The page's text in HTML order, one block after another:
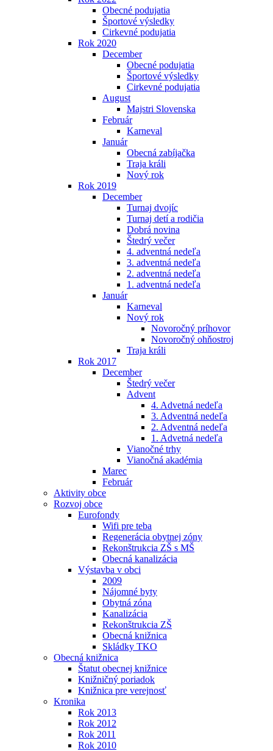
Obecné podujatia
Športové výsledky
Cirkevné podujatia
Rok 2020
December
Obecné podujatia
Športové výsledky
Cirkevné podujatia
August
Majstri Slovenska
Február
Karneval
Január
Obecná zabíjačka
Traja králi
Nový rok
Rok 2019
December
Turnaj dvojíc
Turnaj detí a rodičia
Dobrá novina
Štedrý večer
4. adventná nedeľa
3. adventná nedeľa
2. adventná nedeľa
1. adventná nedeľa
Január
Karneval
Nový rok
Novoročný príhovor
Novoročný ohňostroj
Traja králi
Rok 2017
December
Štedrý večer
Advent
4. Advetná nedeľa
3. Adventná nedeľa
2. Adventná nedeľa
1. Advetná nedeľa
Vianočné trhy
Vianočná akadémia
Marec
Február
Aktivity obce
Rozvoj obce
Eurofondy
Wifi pre teba
Regenerácia obytnej zóny
Rekonštrukcia ZŠ s MŠ
Obecná kanalizácia
Výstavba v obci
2009
Nájomné byty
Obytná zóna
Kanalizácia
Rekonštrukcia ZŠ
Obecná knižnica
Skládky TKO
Obecná knižnica
Štatut obecnej knižnice
Knižničný poriadok
Knižnica pre verejnosť
Kronika
Rok 2013
Rok 2012
Rok 2011
Rok 2010